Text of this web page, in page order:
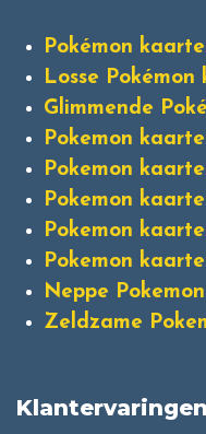
Pokémon
Losse
Glimmende
Pokemon
Pokemon
Pokemon
Pokemon
Pokemon
Neppe
Zeldzame
Klantervaringen